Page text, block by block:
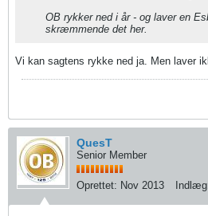
OB rykker ned i år - og laver en
skræmmende det her.
Vi kan sagtens rykke ned ja. Men laver
QuesT
Senior Member
Oprettet: Nov 2013